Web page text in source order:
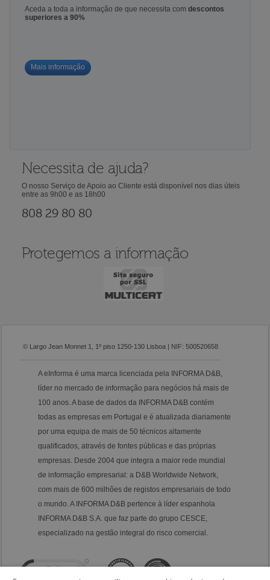
Aceda a toda a informação de que necessita com descontos
superiores a 90%
Mais informação
Necessita de ajuda?
O nosso Serviço de Apoio ao Cliente está disponível nos dias úteis
entre as 9h00 e as 18h00
808 29 80 80
Protegemos a informação
© Largo Jean Monnet 1, 1º piso 1250-130 Lisboa | NIF: 500520658
A eInforma é uma marca licenciada pela INFORMA D&B,
líder no mercado de informação para negócios há mais de
100 anos. A base de dados da INFORMA D&B contém
todas as empresas em Portugal e é atualizada diariamente
por uma equipa de mais de 50 técnicos altamente
qualificados, através de fontes públicas e das próprias
empresas. Desde 2004 que integra a maior rede mundial
de informação empresarial: a D&B Worldwide Network,
com mais de 600 milhões de registos empresariais de todo
o mundo. A INFORMA D&B pertence à líder espanhola
INFORMA D&B S.A. que faz parte do grupo CESCE,
especializado na gestão integral do risco comercial.